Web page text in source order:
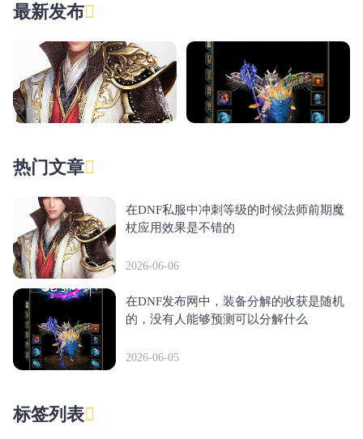
最新发布
热门文章
在DNF私服中冲刺等级的时候法师前期魔
杖应用效果是不错的
2026-06-06
在DNF发布网中，装备分解的收获是随机
的，没有人能够预测可以分解什么
2026-06-05
标签列表